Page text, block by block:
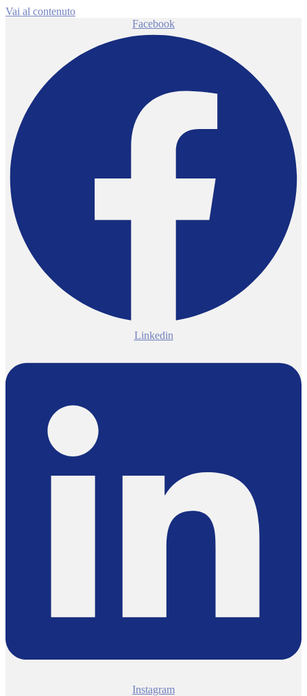
Vai al contenuto
Facebook
Linkedin
Instagram